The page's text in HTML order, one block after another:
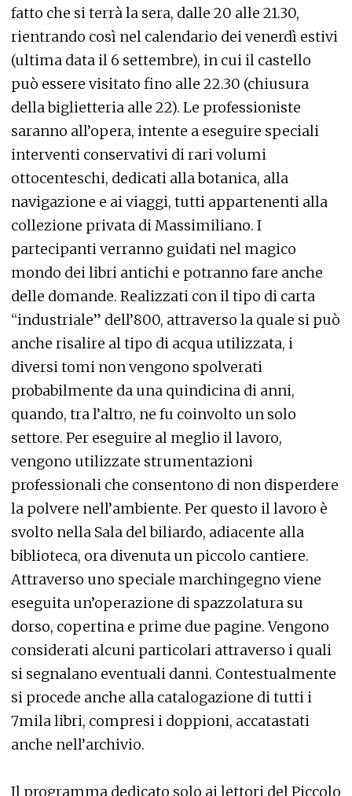
fatto che si terrà la sera, dalle 20 alle 21.30,
rientrando così nel calendario dei venerdì estivi
(ultima data il 6 settembre), in cui il castello
può essere visitato fino alle 22.30 (chiusura
della biglietteria alle 22). Le professioniste
saranno all’opera, intente a eseguire speciali
interventi conservativi di rari volumi
ottocenteschi, dedicati alla botanica, alla
navigazione e ai viaggi, tutti appartenenti alla
collezione privata di Massimiliano. I
partecipanti verranno guidati nel magico
mondo dei libri antichi e potranno fare anche
delle domande. Realizzati con il tipo di carta
“industriale” dell’800, attraverso la quale si può
anche risalire al tipo di acqua utilizzata, i
diversi tomi non vengono spolverati
probabilmente da una quindicina di anni,
quando, tra l’altro, ne fu coinvolto un solo
settore. Per eseguire al meglio il lavoro,
vengono utilizzate strumentazioni
professionali che consentono di non disperdere
la polvere nell’ambiente. Per questo il lavoro è
svolto nella Sala del biliardo, adiacente alla
biblioteca, ora divenuta un piccolo cantiere.
Attraverso uno speciale marchingegno viene
eseguita un’operazione di spazzolatura su
dorso, copertina e prime due pagine. Vengono
considerati alcuni particolari attraverso i quali
si segnalano eventuali danni. Contestualmente
si procede anche alla catalogazione di tutti i
7mila libri, compresi i doppioni, accatastati
anche nell’archivio.
Il programma dedicato solo ai lettori del Piccolo